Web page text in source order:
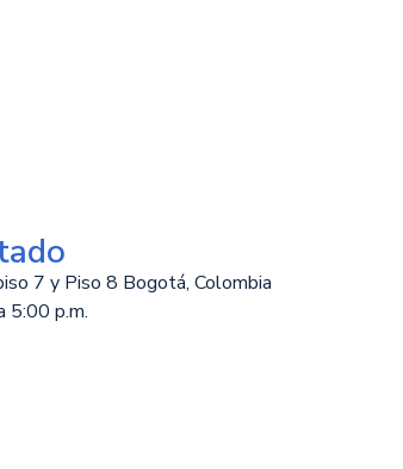
7 y Piso 8 Bogotá, Colombia
5:00 p.m.